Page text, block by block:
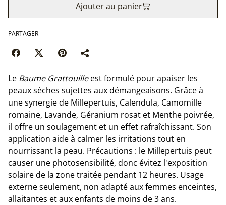
Ajouter au panier
PARTAGER
Le Baume Grattouilleest formulé pour apaiser les
peaux sèches sujettes aux démangeaisons. Grâce à
une synergie de Millepertuis, Calendula, Camomille
romaine, Lavande, Géranium rosat et Menthe poivrée,
il offre un soulagement et un effet rafraîchissant. Son
application aide à calmer les irritations tout en
nourrissant la peau. Précautions : le Millepertuis peut
causer une photosensibilité, donc évitez l'exposition
solaire de la zone traitée pendant 12 heures. Usage
externe seulement, non adapté aux femmes enceintes,
allaitantes et aux enfants de moins de 3 ans.